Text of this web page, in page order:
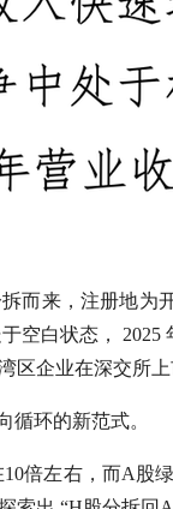
而来，注册地为
空白状态，
企业在深交所
循环的新范式。
倍左右，而A